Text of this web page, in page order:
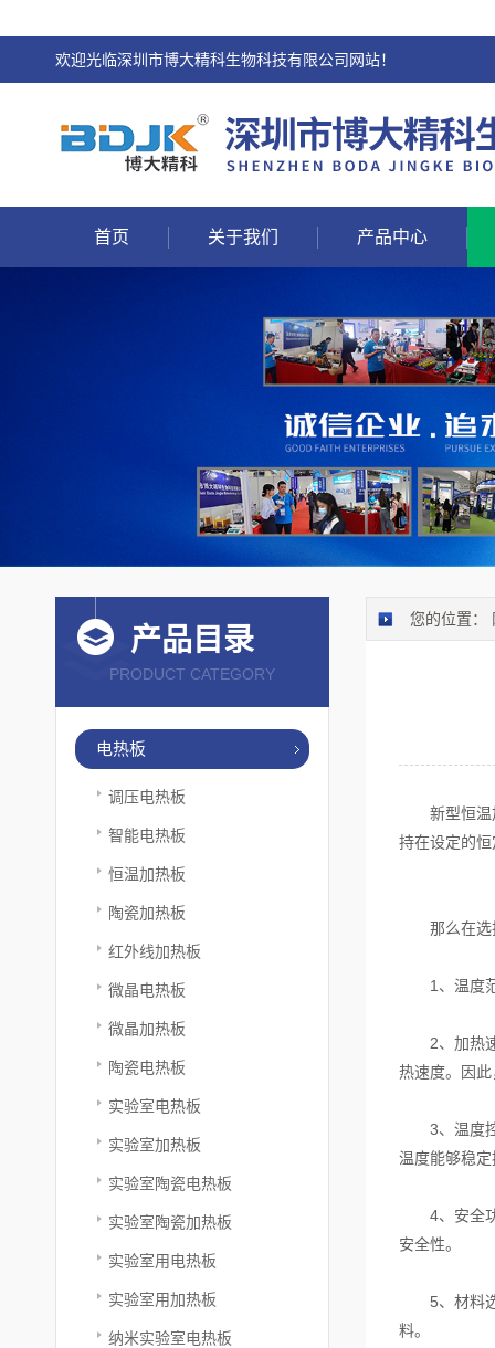
欢迎光临深圳市博大精科生物科技有限公司网站！
首页 关于我们 产品中心
产品目录
PRODUCT CATEGORY
电热板
调压电热板
智能电热板
恒温加热板
陶瓷加热板
红外线加热板
微晶电热板
微晶加热板
陶瓷电热板
实验室电热板
实验室加热板
实验室陶瓷电热板
实验室陶瓷加热板
实验室用电热板
实验室用加热板
纳米实验室电热板
您的位置：
新型恒温加
持在设定的
那么在选
1、温度范
2、加热速
热速度。因
3、温度控
温度能够稳
4、安全功
安全性。
5、材料选
料。